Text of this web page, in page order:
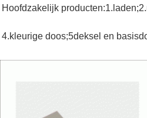
Hoofdzakelijk
4.kleurige doos;5deksel en